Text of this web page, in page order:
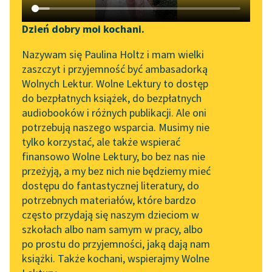
Katalog DAISY
Podkasty o książkach
Zgłoś brak utworu
Aktualności
„Prokurator Alicja Horn”
do słuchania
Byliśmy częścią AI Impact
Lab
Zapraszamy na spotkanie
online z tłumaczkami
literatury skandynawskiej
Spotkanie z Katarzyną
Tunkiel w Oslo
102. lata temu zmarł
Joseph Conrad
Narzędzia
Mapa Wolnych Lektur
Leśmianator
Przewodnik dla piszących i
czytających
API
OAI-PMH
Widget Wolnych Lektur
Przypisy
Dzień dobry moi kochani.
Nazywam się Paulina Holtz i mam wielki
zaszczyt i przyjemność być ambasadorką
Wolnych Lektur. Wolne Lektury to dostęp
do bezpłatnych książek, do bezpłatnych
audiobooków i różnych publikacji. Ale oni
potrzebują naszego wsparcia. Musimy nie
tylko korzystać, ale także wspierać
finansowo Wolne Lektury, bo bez nas nie
przeżyją, a my bez nich nie będziemy mieć
dostępu do fantastycznej literatury, do
potrzebnych materiałów, które bardzo
często przydają się naszym dzieciom w
szkołach albo nam samym w pracy, albo
po prostu do przyjemności, jaką dają nam
książki. Także kochani, wspierajmy Wolne
Sortuj:
Twórczość